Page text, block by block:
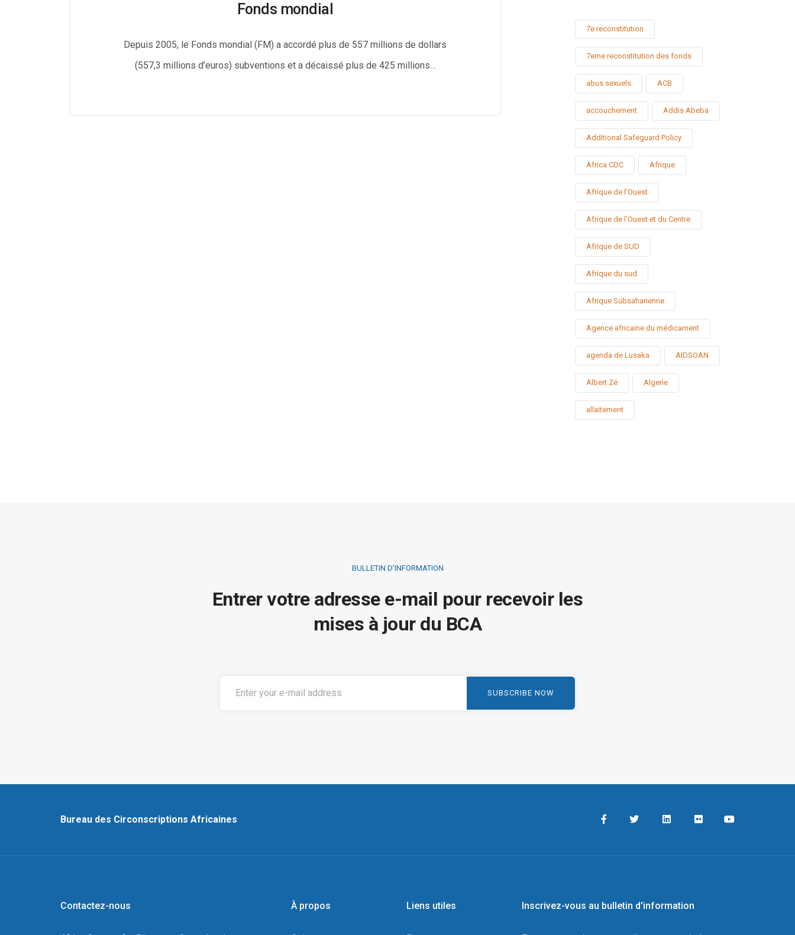
Fonds mondial
Depuis 2005, le Fonds mondial (FM) a accordé plus de 557 millions de dollars
(557,3 millions d’euros) subventions et a décaissé plus de 425 millions…
7e reconstitution
7eme reconstitution des fonds
abus sexuels ACB
accouchement Addis Abeba
Additional Safeguard Policy
Africa CDC Afrique
Afrique de l'Ouest
Afrique de l'Ouest et du Centre
Afrique de SUD
Afrique du sud
Afrique Subsaharienne
Agence africaine du médicament
agenda de Lusaka AIDSOAN
Albert Zé Algerie
allaitement
BULLETIN D’INFORMATION
Entrer votre adresse e-mail pour recevoir les
mises à jour du BCA
Bureau des Circonscriptions Africaines
Contactez-nous À propos Liens utiles Inscrivez-vous au bulletin d'information